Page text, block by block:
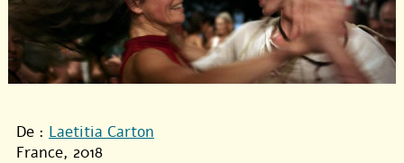
De : Laetitia Carton
France, 2018